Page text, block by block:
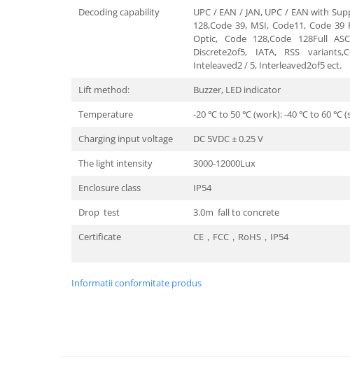
Casti Profesionale
Ceasuri Smart pentru copii
Accesorii Smartwatch
Trotinete electrice si accesorii
Piese si accesorii
Biciclete electrice
Produse Ingrijire Personala
Decoding capability
UPC / EAN / JAN, UPC / EAN with
128,Code 39, MSI, Code11, Code 39
Optic, Code 128,Code 128Full
Discrete2of5, IATA, RSS
Inteleaved2 / 5, Interleaved2of5 ect.
Lift method:
Buzzer, LED indicator
Temperature
-20 ℃ to 50 ℃ (work): -40 ℃ to 60 ℃
Charging input voltage
DC 5VDC ± 0.25 V
The light intensity
3000-12000Lux
Enclosure class
IP54
Drop test
3.0m fall to concrete
Certificate
CE ， FCC ， RoHS ， IP54
Informatii conformitate produs